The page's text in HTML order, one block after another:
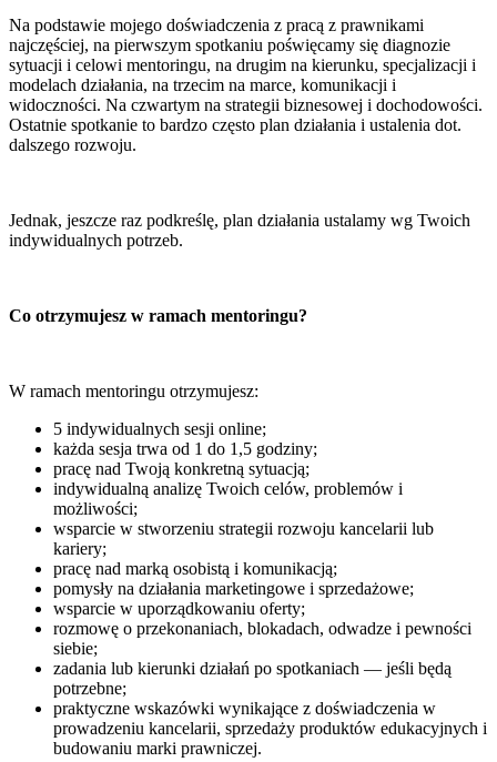
Na podstawie mojego doświadczenia z pracą z prawnikami
najczęściej, na pierwszym spotkaniu poświęcamy się diagnozie
sytuacji i celowi mentoringu, na drugim na kierunku, specjalizacji i
modelach działania, na trzecim na marce, komunikacji i
widoczności. Na czwartym na strategii biznesowej i dochodowości.
Ostatnie spotkanie to bardzo często plan działania i ustalenia dot.
dalszego rozwoju.
Jednak, jeszcze raz podkreślę, plan działania ustalamy wg Twoich
indywidualnych potrzeb.
Co otrzymujesz w ramach mentoringu?
W ramach mentoringu otrzymujesz:
5 indywidualnych sesji online;
każda sesja trwa od 1 do 1,5 godziny;
pracę nad Twoją konkretną sytuacją;
indywidualną analizę Twoich celów, problemów i
możliwości;
wsparcie w stworzeniu strategii rozwoju kancelarii lub
kariery;
pracę nad marką osobistą i komunikacją;
pomysły na działania marketingowe i sprzedażowe;
wsparcie w uporządkowaniu oferty;
rozmowę o przekonaniach, blokadach, odwadze i pewności
siebie;
zadania lub kierunki działań po spotkaniach — jeśli będą
potrzebne;
praktyczne wskazówki wynikające z doświadczenia w
prowadzeniu kancelarii, sprzedaży produktów edukacyjnych i
budowaniu marki prawniczej.